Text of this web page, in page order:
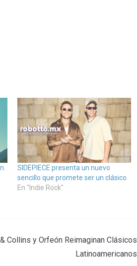
SIDEPIECE presenta un nuevo
sencillo que promete ser un clásico
En "Indie Rock"
Collins y Orfeón Reimaginan Clásicos
Latinoamericanos